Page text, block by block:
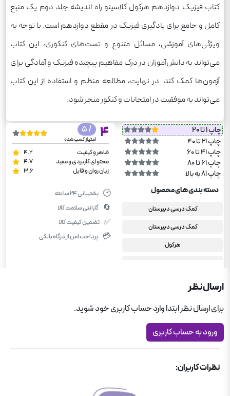
کتاب فیزیک دوازدهم هرکول کلاسینو راه اندیشه جلد دوم یک منبع
کامل و جامع برای یادگیری فیزیک در مقطع دوازدهم است. با توجه به
ویژگی‌های آموزشی، مسائل متنوع و تست‌های کنکوری، این کتاب
می‌تواند به دانش‌آموزان در درک مفاهیم پیچیده فیزیک و آمادگی برای
آزمون‌ها کمک کند. در نهایت، مطالعه منظم و استفاده از این کتاب
می‌تواند به موفقیت در امتحانات و کنکور منجر شود.
چاپ 1 تا 20
چاپ 21 تا 40
چاپ 41 تا 60
چاپ 61 تا 80
چاپ 81 به بالا
4
/ 5
امتیاز کسب شده
ظاهر و کیفیت
4.2
محتوای کاربردی و مفید
4.7
زبان روان و قابل
3.6
دسته بندی های محصول
کمک درسی دبیرستان
کمک درسی دبیرستان
هرکول
فیزیک دوازدهم تجربی
🕑 پشتیبانی ۲۴ ساعته
🔄 گارانتی سلامت کالا
✅ تضمین کیفیت کالا
💳 پرداخت امن از درگاه بانکی
ارسال نظر
برای ارسال نظر ابتدا وارد حساب کاربری خود شوید.
ورود به حساب کاربری
نظرات کاربران: